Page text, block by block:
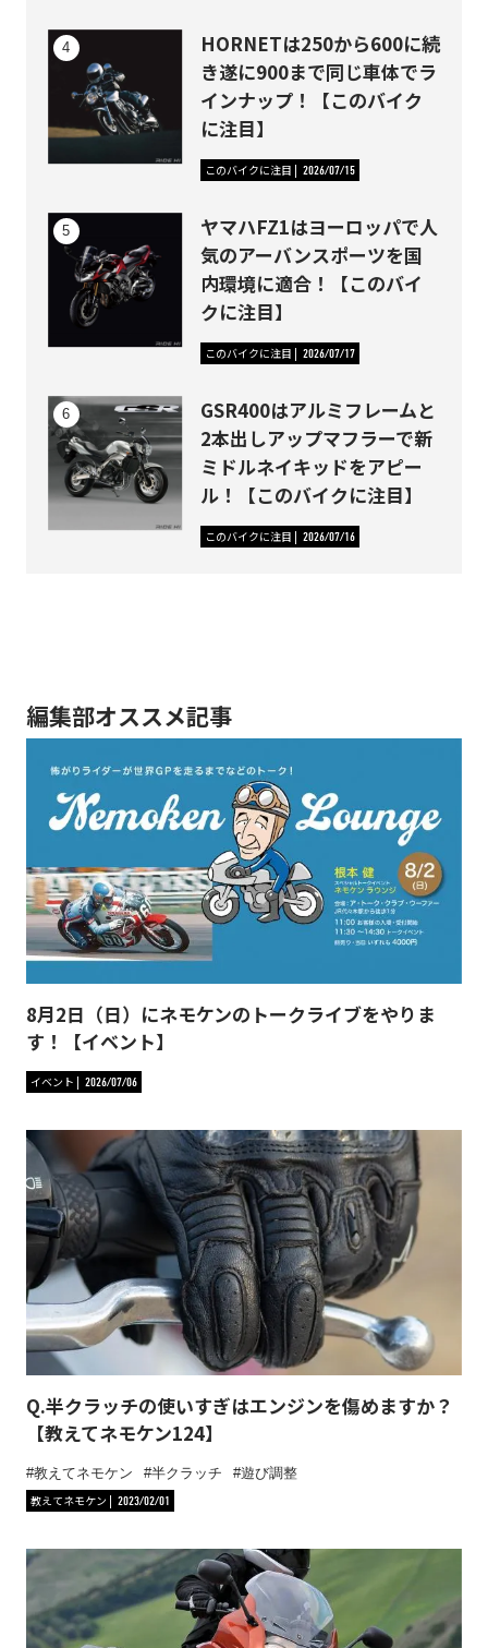
HORNETは250から600に続
き遂に900まで同じ車体でラ
インナップ！【このバイク
に注目】
このバイクに注目 2026/07/15
ヤマハFZ1はヨーロッパで人
気のアーバンスポーツを国
内環境に適合！【このバイ
クに注目】
このバイクに注目 2026/07/17
GSR400はアルミフレームと
2本出しアップマフラーで新
ミドルネイキッドをアピー
ル！【このバイクに注目】
このバイクに注目 2026/07/16
編集部オススメ記事
8月2日（日）にネモケンのトークライブをやりま
す！【イベント】
イベント 2026/07/06
Q.半クラッチの使いすぎはエンジンを傷めますか？
【教えてネモケン124】
教えてネモケン 半クラッチ
遊び調整
教えてネモケン
2023/02/01